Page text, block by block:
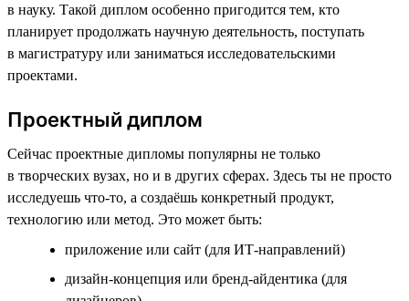
в науку. Такой диплом особенно пригодится тем, кто
планирует продолжать научную деятельность, поступать
в магистратуру или заниматься исследовательскими
проектами.
Проектный диплом
Сейчас проектные дипломы популярны не только
в творческих вузах, но и в других сферах. Здесь ты не просто
исследуешь что-то, а создаёшь конкретный продукт,
технологию или метод. Это может быть:
приложение или сайт (для ИТ-направлений)
дизайн-концепция или бренд-айдентика (для